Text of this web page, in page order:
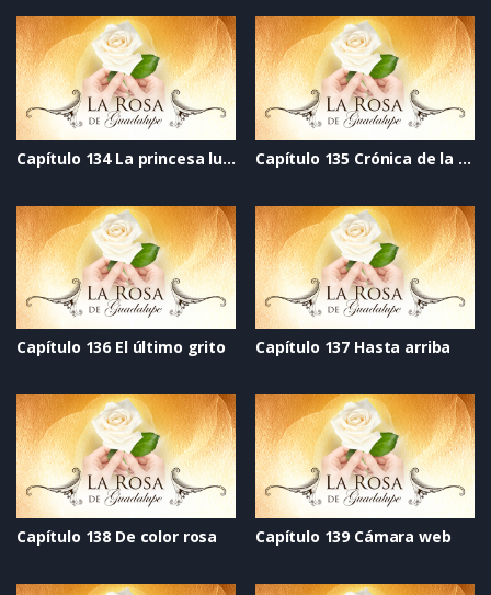
Capítulo 134 La princesa luna Capítulo 135 Crónica de la esperanza
Capítulo 136 El último grito Capítulo 137 Hasta arriba
Capítulo 138 De color rosa Capítulo 139 Cámara web